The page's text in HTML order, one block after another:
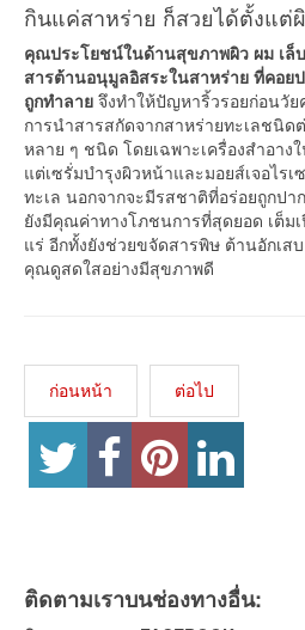
กินแค่สาหร่าย ก็สวยได้ตั้งแต่
คุณประโยชน์ในด้านสุขภาพผิว ผม เล็
สารต้านอนุมูลอิสระในสาหร่าย ที่คอย
ถูกทำลาย จึงทำให้ปัญหาริ้วรอยก่อนวั
การนำสารสกัดจากสาหร่ายทะเลชนิด
หลาย ๆ ชนิด โดยเฉพาะเครื่องสำอาง
แต่เซรั่มบำรุงผิวหน้าและมอยส์เจอไร
ทะเล นอกจากจะมีรสชาติที่อร่อยถูกปา
ยังมีคุณค่าทางโภชนการที่สุดยอด เต็ม
แร่ อีกทั้งยังช่วยขจัดสารพิษ ต้านอักเส
คุณดูสดใสอย่างมีสุขภาพดี
ก่อนหน้า ต่อไป
ติดตามเราบนช่องทางอื่น: